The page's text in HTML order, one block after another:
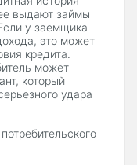
выдают займы
у заемщика
это может
кредита.
может
который
удара